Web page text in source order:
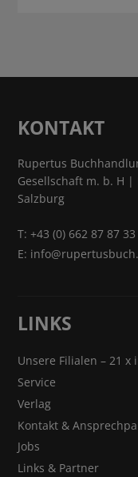
KONTAKT
Rupertus
Gesellschaft m. b. H |
Salzburg
T:+43 (0) 662 87 87
E:
LINKS
Unsere Filialen – 21 x
Service
Verlag
Kontakt &
Jobs
Links & Partner